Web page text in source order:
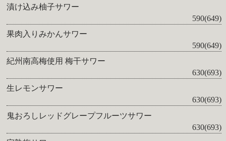
漬け込み柚子サワー
590(649)
果肉入りみかんサワー
590(649)
紀州南高梅使用 梅干サワー
630(693)
生レモンサワー
630(693)
鬼おろしレッドグレープフルーツサワー
630(693)